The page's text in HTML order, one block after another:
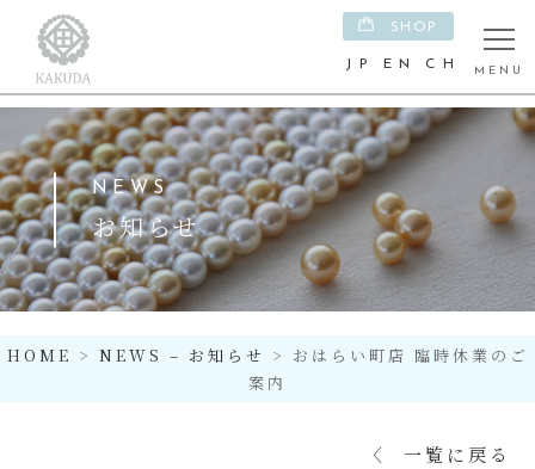
J P E N C H
SHOP
NEWS
お知らせ
HOME > NEWS – お知らせ > おはらい町店 臨時休業のご
案内
一覧に戻る